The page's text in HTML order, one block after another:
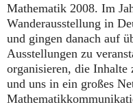
Mathematik 2008. Im
Wanderausstellung in
und gingen danach auf
Ausstellungen zu
organisieren, die Inhalte
und uns in ein großes